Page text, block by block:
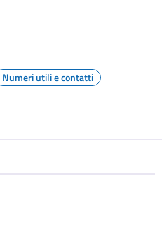
Numeri utili e contatti